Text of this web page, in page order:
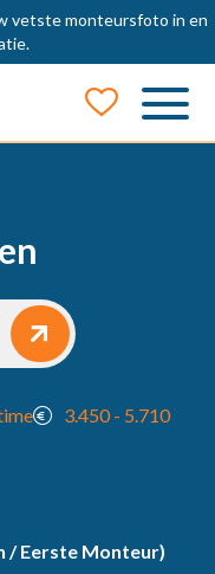
vetste monteursfoto in en
3.450 - 5.710
/ Eerste Monteur)